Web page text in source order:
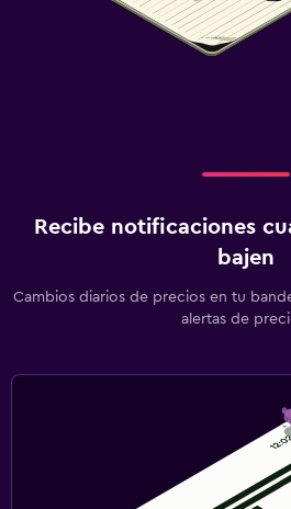
Recibe notificaciones
bajen
Cambios diarios de precios en tu
alertas de